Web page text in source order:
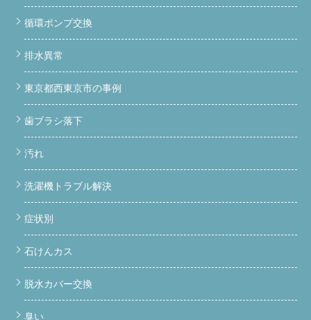
循環ポンプ交換
排水異常
東京都西東京市の事例
歯ブラシ落下
汚れ
洗濯機トラブル解決
症状別
石けんカス
脱水カバー交換
臭い